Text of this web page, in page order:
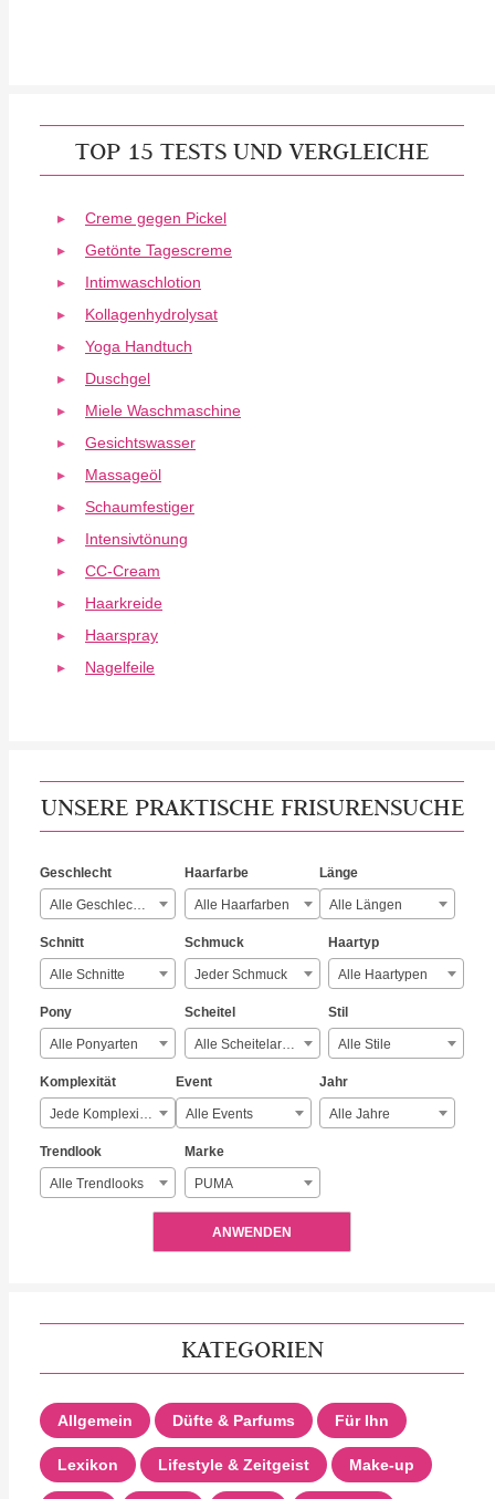
TOP 15 TESTS UND VERGLEICHE
Creme gegen Pickel
Getönte Tagescreme
Intimwaschlotion
Kollagenhydrolysat
Yoga Handtuch
Duschgel
Miele Waschmaschine
Gesichtswasser
Massageöl
Schaumfestiger
Intensivtönung
CC-Cream
Haarkreide
Haarspray
Nagelfeile
UNSERE PRAKTISCHE FRISURENSUCHE
Geschlecht
Alle Geschlechter
Haarfarbe
Alle Haarfarben
Länge
Alle Längen
Schnitt
Alle Schnitte
Schmuck
Jeder Schmuck
Haartyp
Alle Haartypen
Pony
Alle Ponyarten
Scheitel
Alle Scheitelarten
Stil
Alle Stile
Komplexität
Jede Komplexität
Event
Alle Events
Jahr
Alle Jahre
Trendlook
Alle Trendlooks
Marke
PUMA
ANWENDEN
KATEGORIEN
Allgemein Düfte & Parfums Für Ihn
Lexikon Lifestyle & Zeitgeist Make-up